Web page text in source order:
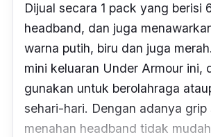
Dijual secara 1 pack yang berisi
headband, dan juga
warna putih, biru dan juga merah.
mini keluaran Under Armour ini,
gunakan untuk berolahraga
sehari-hari. Dengan adanya
menahan headband tidak